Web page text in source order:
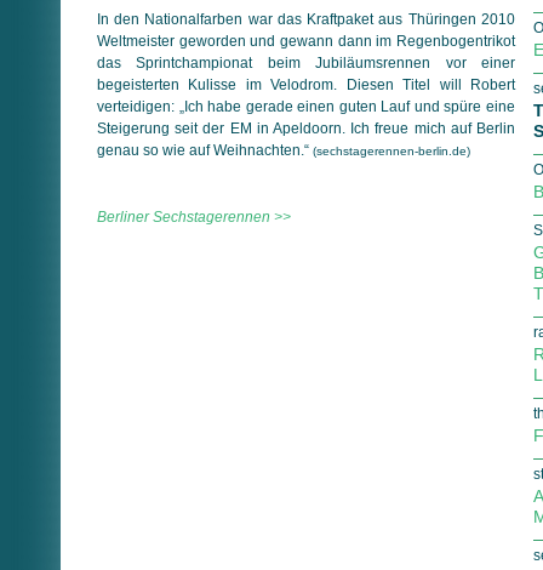
In den Nationalfarben war das Kraftpaket aus Thüringen 2010
Weltmeister geworden und gewann dann im Regenbogentrikot
das Sprintchampionat beim Jubiläumsrennen vor einer
begeisterten Kulisse im Velodrom. Diesen Titel will Robert
verteidigen: „Ich habe gerade einen guten Lauf und spüre eine
Steigerung seit der EM in Apeldoorn. Ich freue mich auf Berlin
genau so wie auf Weihnachten.“ (sechstagerennen-berlin.de)
Berliner Sechstagerennen >>